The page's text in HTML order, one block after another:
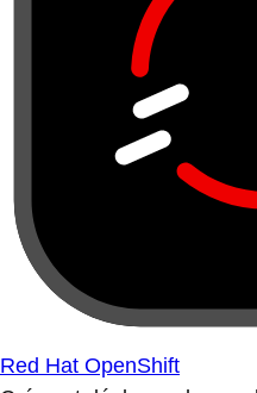
Red Hat OpenShift